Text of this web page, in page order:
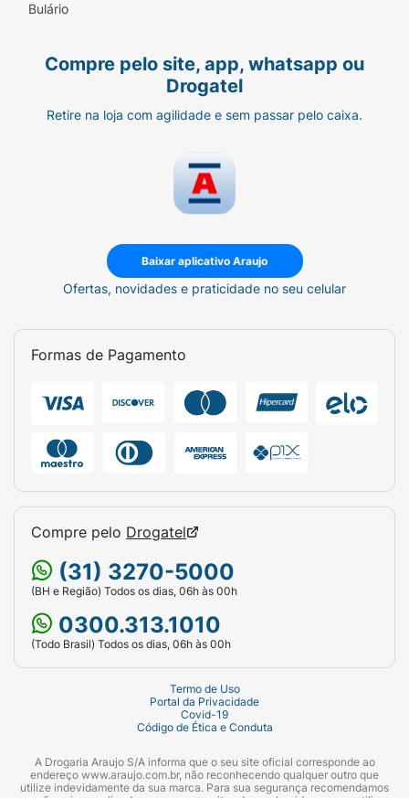
Bulário
Compre pelo site, app, whatsapp ou
Drogatel
Retire na loja com agilidade e sem passar pelo caixa.
Baixar aplicativo Araujo
Ofertas, novidades e praticidade no seu celular
Formas de Pagamento
Compre pelo Drogatel
(31) 3270-5000
(BH e Região) Todos os dias, 06h às 00h
0300.313.1010
(Todo Brasil) Todos os dias, 06h às 00h
Termo de Uso
Portal da Privacidade
Covid-19
Código de Ética e Conduta
A Drogaria Araujo S/A informa que o seu site oficial corresponde ao
endereço www.araujo.com.br, não reconhecendo qualquer outro que
utilize indevidamente da sua marca. Para sua segurança recomendamos